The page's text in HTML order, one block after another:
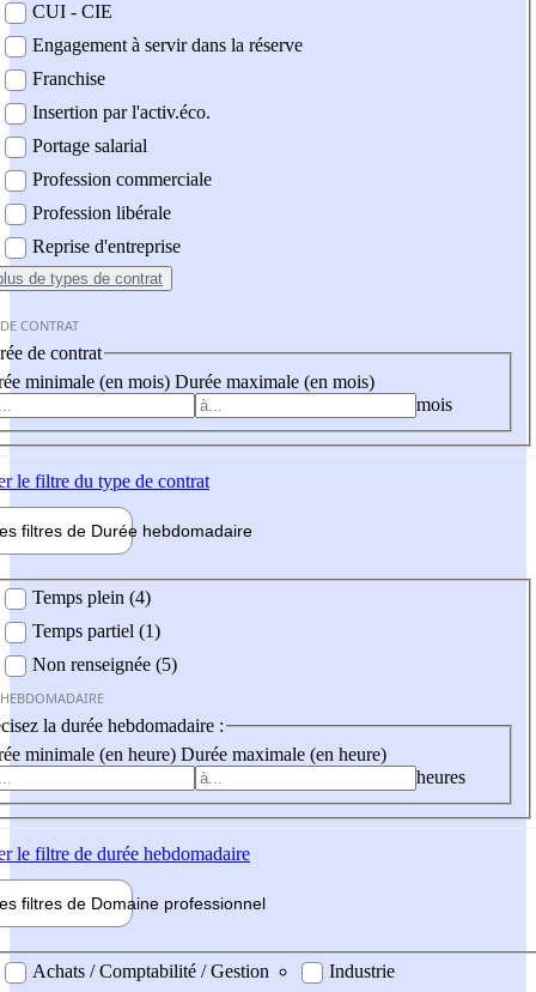
CUI - CIE
Engagement à servir dans la réserve
Franchise
Insertion par l'activ.éco.
Portage salarial
Profession commerciale
Profession libérale
Reprise d'entreprise
de types de contrat
CONTRAT
de contrat
minimale (en mois) Durée maximale (en mois)
mois
le filtre du type de contrat
filtres de Durée hebdomadaire
Temps plein (4)
Temps partiel (1)
Non renseignée (5)
la durée hebdomadaire :
minimale (en heure) Durée maximale (en heure)
heures
le filtre de durée hebdomadaire
filtres de Domaine professionnel
professionel
Achats / Comptabilité / Gestion
Industrie